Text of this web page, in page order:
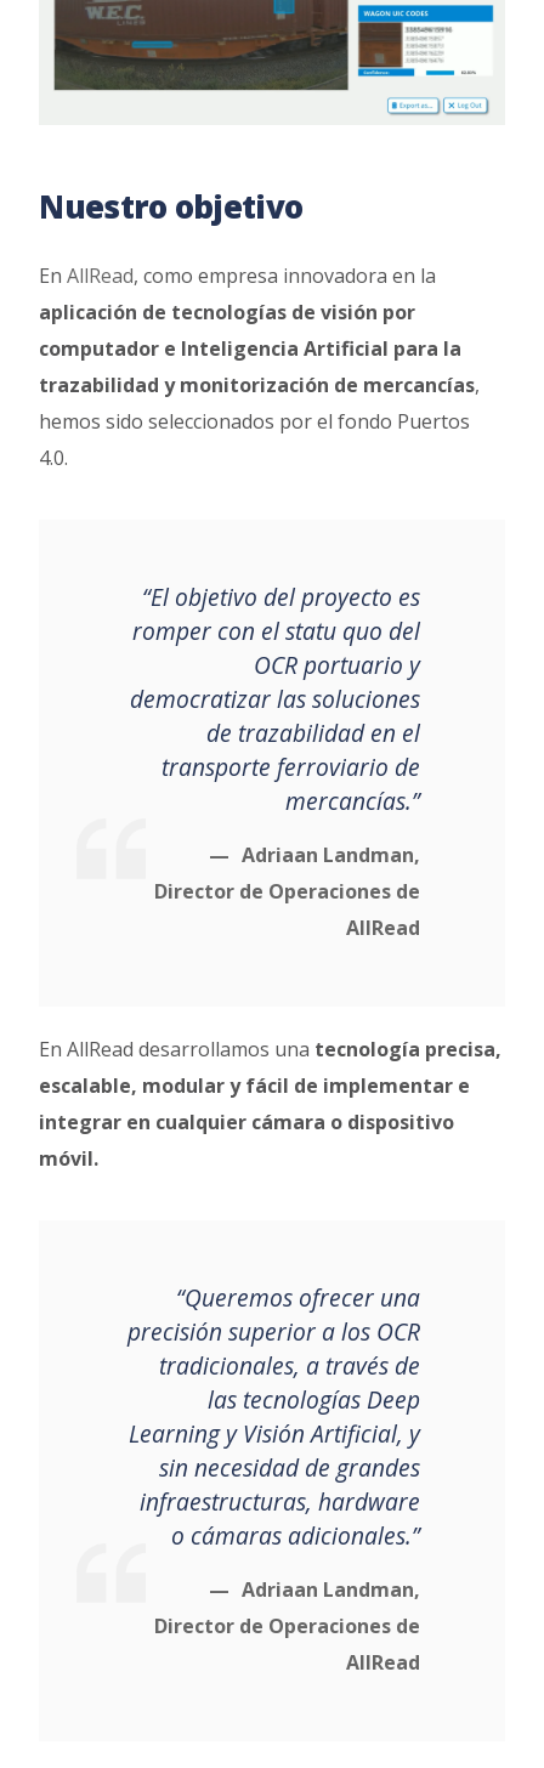
Nuestro objetivo
EnAllRead, como empresa innovadora en la
aplicación de tecnologías de visión por
computador e Inteligencia Artificial para la
trazabilidad y monitorización de mercancías,
hemos sido seleccionados por el fondo Puertos
4.0.
“El objetivo del proyecto es
romper con el statu quo del
OCR portuario y
democratizar las soluciones
de trazabilidad en el
transporte ferroviario de
mercancías.”
Adriaan Landman,
Director de Operaciones de
AllRead
En AllRead desarrollamos una tecnología precisa,
escalable, modular y fácil de implementar e
integrar en cualquier cámara o dispositivo
móvil.
“Queremos ofrecer una
precisión superior a los OCR
tradicionales, a través de
las tecnologías Deep
Learning y Visión Artificial, y
sin necesidad de grandes
infraestructuras, hardware
o cámaras adicionales.”
Adriaan Landman,
Director de Operaciones de
AllRead